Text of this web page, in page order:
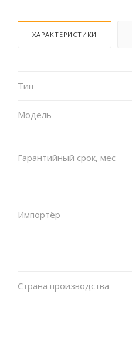
ХАРАКТЕРИСТИКИ
Тип
Модель
Гарантийный срок, мес
Импортёр
Страна производства